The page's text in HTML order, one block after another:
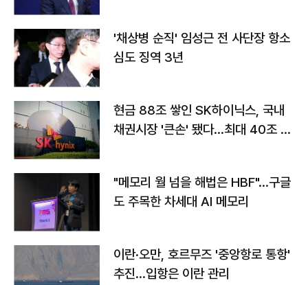
'채상병 순직' 임성근 전 사단장 항소
심도 징역 3년
현금 88조 쌓인 SK하이닉스, 국내
채권시장 '큰손' 됐다…최대 40조 투
"메모리 월 넘을 해법은 HBF"…구글
도 주목한 차세대 AI 메모리
이란·오만, 호르무즈 '중앙항로 통항'
추진…입항은 이란 관리